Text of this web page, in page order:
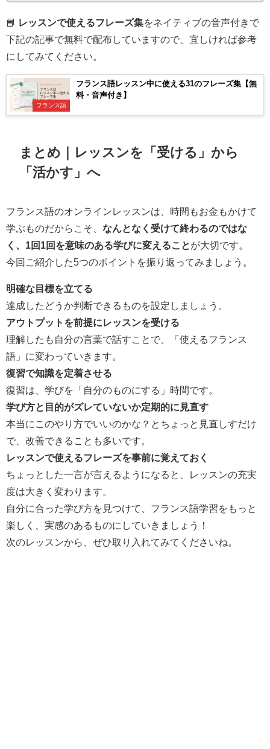
📘 レッスンで使えるフレーズ集をネイティブの音声付きで
下記の記事で無料で配布していますので、宜しければ参考
にしてみてください。
フランス語
フランス語レッスン中に使える31のフレーズ集【無
料・音声付き】
まとめ｜レッスンを「受ける」から
「活かす」へ
フランス語のオンラインレッスンは、時間もお金もかけて
学ぶものだからこそ、 なんとなく受けて終わるのではな
く、1回1回を意味のある学びに変えることが大切です。
今回ご紹介した5つのポイントを振り返ってみましょう。
明確な目標を立てる
達成したどうか判断できるものを設定しましょう。
アウトプットを前提にレッスンを受ける
理解したも自分の言葉で話すことで、「使えるフランス
語」に変わっていきます。
復習で知識を定着させる
復習は、学びを「自分のものにする」時間です。
学び方と目的がズレていないか定期的に見直す
本当にこのやり方でいいのかな？とちょっと見直しすだけ
で、改善できることも多いです。
レッスンで使えるフレーズを事前に覚えておく
ちょっとした一言が言えるようになると、レッスンの充実
度は大きく変わります。
自分に合った学び方を見つけて、フランス語学習をもっと
楽しく、実感のあるものにしていきましょう！
次のレッスンから、ぜひ取り入れてみてくださいね。